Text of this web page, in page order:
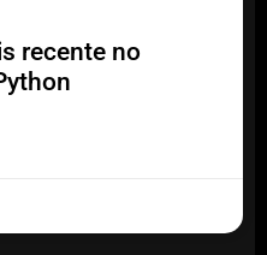
recente no